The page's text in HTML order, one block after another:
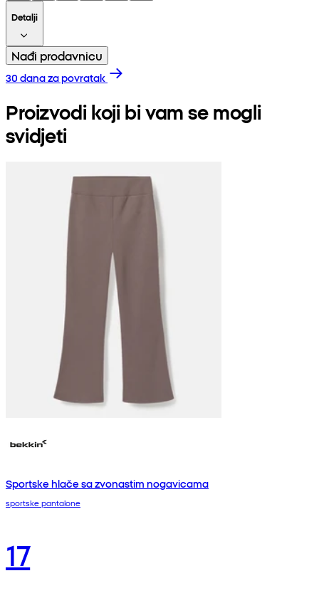
Detalji
Nađi prodavnicu
30 dana za povratak
Proizvodi koji bi vam se mogli
svidjeti
Sportske hlače sa zvonastim nogavicama
sportske pantalone
17